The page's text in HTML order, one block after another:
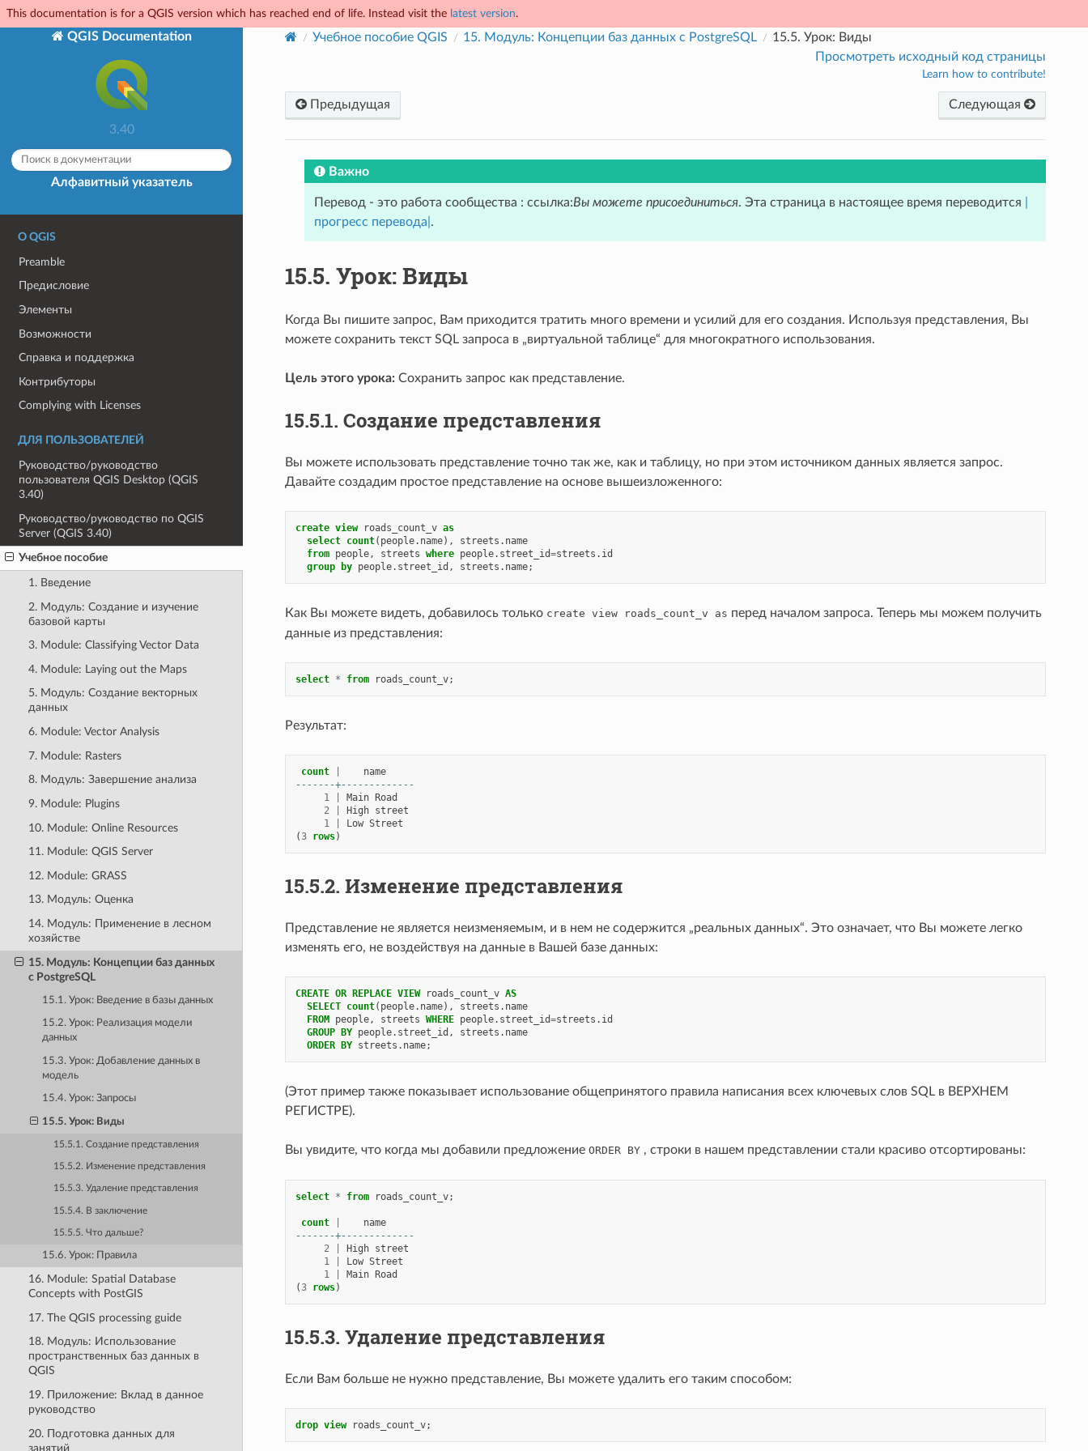
This documentation is for a QGIS version which has reached end of life. Instead visit the latest version.
QGIS Documentation
3.40
Алфавитный указатель
О QGIS
Preamble
Предисловие
Элементы
Возможности
Справка и поддержка
Контрибуторы
Complying with Licenses
ДЛЯ ПОЛЬЗОВАТЕЛЕЙ
Руководство/руководство
пользователя QGIS Desktop (QGIS
3.40)
Руководство/руководство по QGIS
Server (QGIS 3.40)
Учебное пособие
1. Введение
2. Модуль: Создание и изучение
базовой карты
3. Module: Classifying Vector Data
4. Module: Laying out the Maps
5. Модуль: Создание векторных
данных
6. Module: Vector Analysis
7. Module: Rasters
8. Модуль: Завершение анализа
9. Module: Plugins
10. Module: Online Resources
11. Module: QGIS Server
12. Module: GRASS
13. Модуль: Оценка
14. Модуль: Применение в лесном
хозяйстве
15. Модуль: Концепции баз данных
с PostgreSQL
15.1. Урок: Введение в базы данных
15.2. Урок: Реализация модели
данных
15.3. Урок: Добавление данных в
модель
15.4. Урок: Запросы
15.5. Урок: Виды
15.5.1. Создание представления
15.5.2. Изменение представления
15.5.3. Удаление представления
15.5.4. В заключение
15.5.5. Что дальше?
15.6. Урок: Правила
16. Module: Spatial Database
Concepts with PostGIS
17. The QGIS processing guide
18. Модуль: Использование
пространственных баз данных в
QGIS
19. Приложение: Вклад в данное
руководство
20. Подготовка данных для
занятий
Учебное пособие QGIS 15. Модуль: Концепции баз данных с PostgreSQL 15.5. Урок: Виды
Просмотреть исходный код страницы
Learn how to contribute!
Предыдущая Следующая
Важно
Перевод - это работа сообщества : ссылка:Вы можете присоединиться. Эта страница в настоящее время переводится
прогресс перевода| .
15.5. Урок: Виды
Когда Вы пишите запрос, Вам приходится тратить много времени и усилий для его создания. Используя представления, Вы
можете сохранить текст SQL запроса в „виртуальной таблице“ для многократного использования.
Цель этого урока:Сохранить запрос как представление.
15.5.1. Создание представления
Вы можете использовать представление точно так же, как и таблицу, но при этом источником данных является запрос.
Давайте создадим простое представление на основе вышеизложенного:
create view roads_count_v as
select count( people. name), streets . name
from people, streets where people. street_id=streets . id
group
by people. street_id , streets . name;
Как Вы можете видеть, добавилось только create view roads_count_v as перед началом запроса. Теперь мы можем получить
данные из представления:
select * from roads_count_v;
Результат:
count
name
-------+-------------
1
Main
Road
2
High street
1
Low Street
(3 rows)
15.5.2. Изменение представления
Представление не является неизменяемым, и в нем не содержится „реальных данных“. Это означает, что Вы можете легко
изменять его, не воздействуя на данные в Вашей базе данных:
CREATE OR REPLACE VIEW roads_count_v AS
SELECT count( people. name), streets . name
FROM
people, streets WHERE people. street_id=streets . id
GROUP
BY people. street_id , streets . name
ORDER
BY streets . name;
(Этот пример также показывает использование общепринятого правила написания всех ключевых слов SQL в ВЕРХНЕМ
РЕГИСТРЕ).
Вы увидите, что когда мы добавили предложение ORDER BY, строки в нашем представлении стали красиво отсортированы:
select * from roads_count_v;
count
name
-------+-------------
2
High street
1
Low Street
1
Main
Road
(3 rows)
15.5.3. Удаление представления
Если Вам больше не нужно представление, Вы можете удалить его таким способом:
drop view roads_count_v;